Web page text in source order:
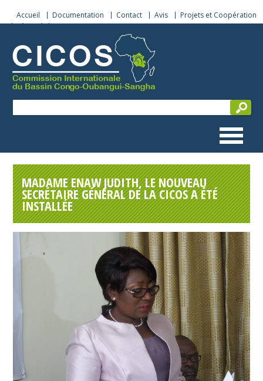
Accueil Documentation Contact Avis
Projets et Coopération
Sécurité de navigation
MADAME ENAW JUDITH, LE NOUVEAU
SECRÉTAIRE GÉNÉRAL DE LA CICOS A ÉTÉ
INSTALLÉE